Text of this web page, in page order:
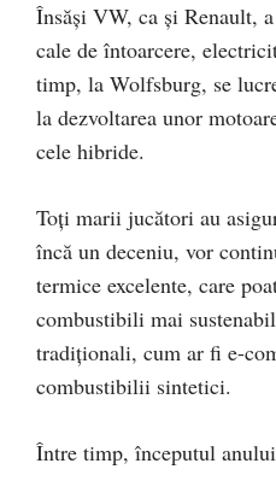
Însăși VW, ca și Renault,
cale de întoarcere,
timp, la Wolfsburg, se
la dezvoltarea unor
cele hibride.
Toți marii jucători au
încă un deceniu, vor
termice excelente, care
combustibili mai
tradiționali, cum ar fi e-
combustibilii sintetici.
Între timp, începutul